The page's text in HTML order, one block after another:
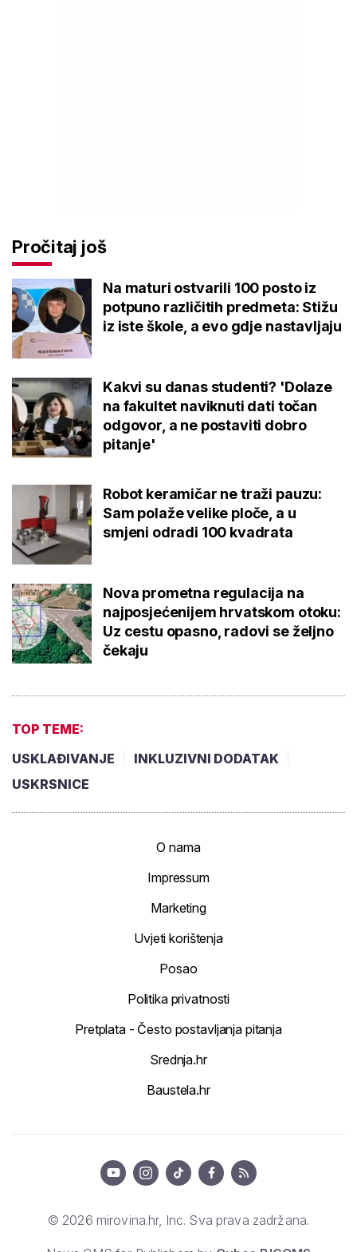
Pročitaj još
Na maturi ostvarili 100 posto iz
potpuno različitih predmeta: Stižu
iz iste škole, a evo gdje nastavljaju
Kakvi su danas studenti? 'Dolaze
na fakultet naviknuti dati točan
odgovor, a ne postaviti dobro
pitanje'
Robot keramičar ne traži pauzu:
Sam polaže velike ploče, a u
smjeni odradi 100 kvadrata
Nova prometna regulacija na
najposjećenijem hrvatskom otoku:
Uz cestu opasno, radovi se željno
čekaju
TOP TEME:
USKLAĐIVANJE
INKLUZIVNI DODATAK
USKRSNICE
O nama
Impressum
Marketing
Uvjeti korištenja
Posao
Politika privatnosti
Pretplata - Često postavljanja pitanja
Srednja.hr
Baustela.hr
© 2026 mirovina.hr, Inc. Sva prava zadržana.